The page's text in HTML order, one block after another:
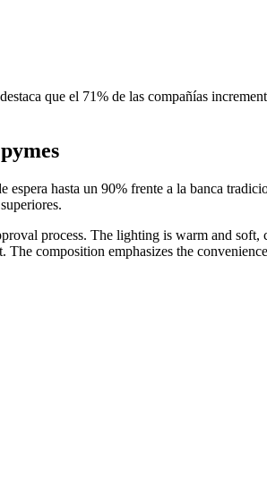
que el 71% de las compañías
hasta un 90% frente a la banca